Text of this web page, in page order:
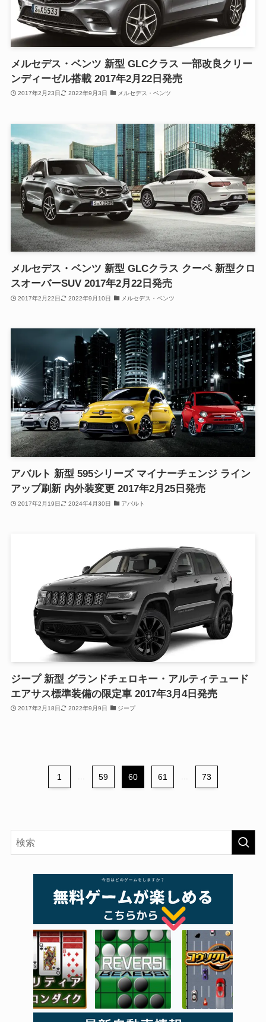
メルセデス・ベンツ 新型 GLCクラス 一部改良クリー
ンディーゼル搭載 2017年2月22日発売
2017年2月23日 2022年9月3日 メルセデス・ベンツ
メルセデス・ベンツ 新型 GLCクラス クーペ 新型クロ
スオーバーSUV 2017年2月22日発売
2017年2月22日 2022年9月10日 メルセデス・ベンツ
アバルト 新型 595シリーズ マイナーチェンジ ライン
アップ刷新 内外装変更 2017年2月25日発売
2017年2月19日 2024年4月30日 アバルト
ジープ 新型 グランドチェロキー・アルティテュード
エアサス標準装備の限定車 2017年3月4日発売
2017年2月18日 2022年9月9日 ジープ
1 59 60 61 73